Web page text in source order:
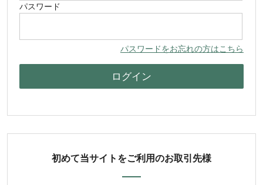
パスワード
パスワードをお忘れの方はこちら
初めて当サイトをご利用のお取引先様